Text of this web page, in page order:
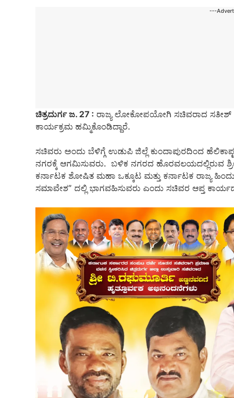
---
ಚಿತ್ರದುರ್ಗ ಜ. 27 : ರಾಜ್ಯ ಲೋಕೋಪಯೋಗಿ ಸಚಿವರಾದ ಸತೀಶ್
ಕಾರ್ಯಕ್ರಮ ಹಮ್ಮಿಕೊಂಡಿದ್ದಾರೆ.
ಸಚಿವರು ಅಂದು ಬೆಳಿಗ್ಗೆ ಉಡುಪಿ ಜಿಲ್ಲೆ ಕುಂದಾಪುರದಿಂದ
ನಗರಕ್ಕೆ ಆಗಮಿಸುವರು. ಬಳಿಕ ನಗರದ ಹೊರವಲಯದಲ್ಲಿರುವ
ಕರ್ನಾಟಕ ಶೋಷಿತ ಮಹಾ ಒಕ್ಕೂಟ ಮತ್ತು ಕರ್ನಾಟಕ ರಾಜ್ಯ
ಸಮಾವೇಶ” ದಲ್ಲಿ ಭಾಗವಹಿಸುವರು ಎಂದು ಸಚಿವರ ಆಪ್ತ